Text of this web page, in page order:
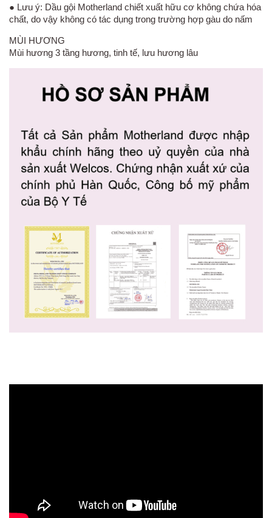
● Lưu ý: Dầu gội Motherland chiết xuất hữu cơ không chứa hóa
chất, do vậy không có tác dụng trong trường hợp gàu do nấm
MÙI HƯƠNG
Mùi hương 3 tầng hương, tinh tế, lưu hương lâu